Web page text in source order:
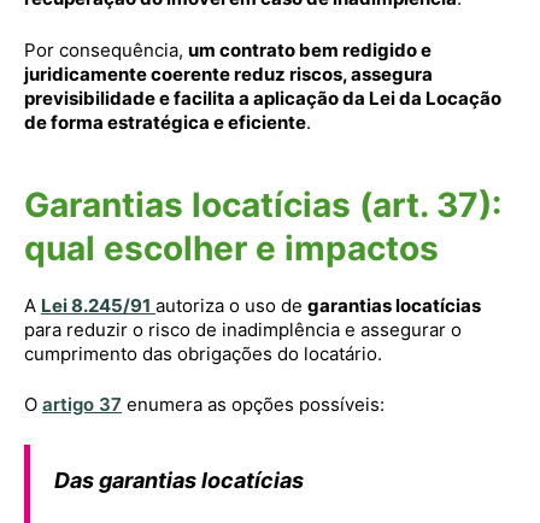
Por consequência, um contrato bem redigido e
juridicamente coerente reduz riscos, assegura
previsibilidade e facilita a aplicação da Lei da Locação
de forma estratégica e eficiente.
Garantias locatícias (art. 37):
qual escolher e impactos
A Lei 8.245/91 autoriza o uso de garantias locatícias
para reduzir o risco de inadimplência e assegurar o
cumprimento das obrigações do locatário.
O artigo 37 enumera as opções possíveis:
Das garantias locatícias